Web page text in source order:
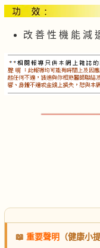
改 善 性 機 能 減
📖 重要聲明
（健康小